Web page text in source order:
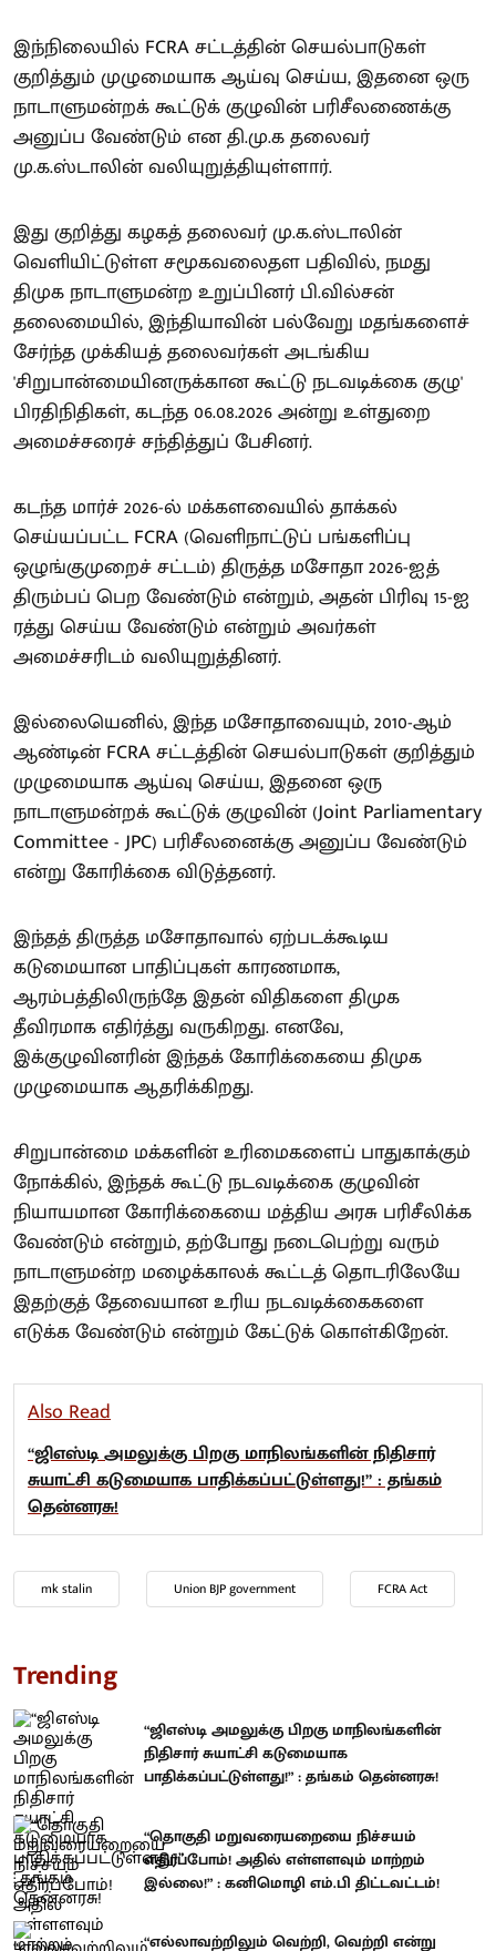
இந்நிலையில் FCRA சட்டத்தின் செயல்பாடுகள்
குறித்தும் முழுமையாக ஆய்வு செய்ய, இதனை ஒரு
நாடாளுமன்றக் கூட்டுக் குழுவின் பரிசீலணைக்கு
அனுப்ப வேண்டும் என தி.மு.க தலைவர்
மு.க.ஸ்டாலின் வலியுறுத்தியுள்ளார்.
இது குறித்து கழகத் தலைவர் மு.க.ஸ்டாலின்
வெளியிட்டுள்ள சமூகவலைதள பதிவில், நமது
திமுக நாடாளுமன்ற உறுப்பினர் பி.வில்சன்
தலைமையில், இந்தியாவின் பல்வேறு மதங்களைச்
சேர்ந்த முக்கியத் தலைவர்கள் அடங்கிய
'சிறுபான்மையினருக்கான கூட்டு நடவடிக்கை குழு'
பிரதிநிதிகள், கடந்த 06.08.2026 அன்று உள்துறை
அமைச்சரைச் சந்தித்துப் பேசினர்.
கடந்த மார்ச் 2026-ல் மக்களவையில் தாக்கல்
செய்யப்பட்ட FCRA (வெளிநாட்டுப் பங்களிப்பு
ஒழுங்குமுறைச் சட்டம்) திருத்த மசோதா 2026-ஐத்
திரும்பப் பெற வேண்டும் என்றும், அதன் பிரிவு 15-ஐ
ரத்து செய்ய வேண்டும் என்றும் அவர்கள்
அமைச்சரிடம் வலியுறுத்தினர்.
இல்லையெனில், இந்த மசோதாவையும், 2010-ஆம்
ஆண்டின் FCRA சட்டத்தின் செயல்பாடுகள் குறித்தும்
முழுமையாக ஆய்வு செய்ய, இதனை ஒரு
நாடாளுமன்றக் கூட்டுக் குழுவின் (Joint Parliamentary
Committee - JPC) பரிசீலனைக்கு அனுப்ப வேண்டும்
என்று கோரிக்கை விடுத்தனர்.
இந்தத் திருத்த மசோதாவால் ஏற்படக்கூடிய
கடுமையான பாதிப்புகள் காரணமாக,
ஆரம்பத்திலிருந்தே இதன் விதிகளை திமுக
தீவிரமாக எதிர்த்து வருகிறது. எனவே,
இக்குழுவினரின் இந்தக் கோரிக்கையை திமுக
முழுமையாக ஆதரிக்கிறது.
சிறுபான்மை மக்களின் உரிமைகளைப் பாதுகாக்கும்
நோக்கில், இந்தக் கூட்டு நடவடிக்கை குழுவின்
நியாயமான கோரிக்கையை மத்திய அரசு பரிசீலிக்க
வேண்டும் என்றும், தற்போது நடைபெற்று வரும்
நாடாளுமன்ற மழைக்காலக் கூட்டத் தொடரிலேயே
இதற்குத் தேவையான உரிய நடவடிக்கைகளை
எடுக்க வேண்டும் என்றும் கேட்டுக் கொள்கிறேன்.
Also Read
“ஜிஎஸ்டி அமலுக்கு பிறகு மாநிலங்களின் நிதிசார்
சுயாட்சி கடுமையாக பாதிக்கப்பட்டுள்ளது!” : தங்கம்
தென்னரசு!
mk stalin Union BJP government FCRA Act
Trending
“ஜிஎஸ்டி அமலுக்கு பிறகு மாநிலங்களின்
நிதிசார் சுயாட்சி கடுமையாக
பாதிக்கப்பட்டுள்ளது!” : தங்கம் தென்னரசு!
“தொகுதி மறுவரையறையை நிச்சயம்
எதிர்ப்போம்! அதில் எள்ளளவும் மாற்றம்
இல்லை!” : கனிமொழி எம்.பி திட்டவட்டம்!
“எல்லாவற்றிலும் வெற்றி, வெற்றி என்று